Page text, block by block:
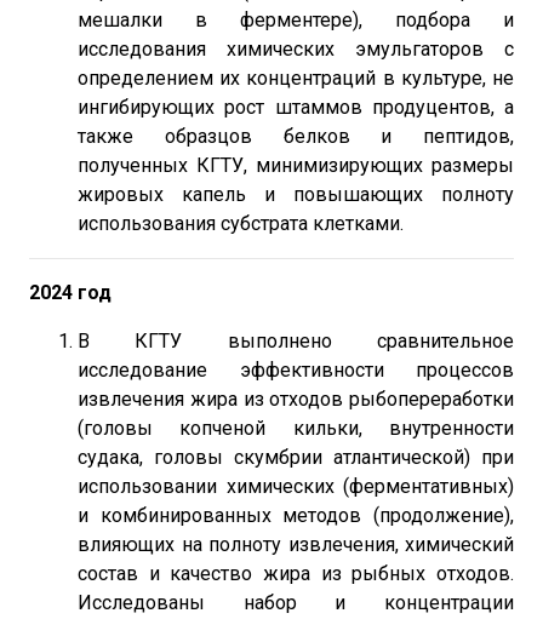
мешалки в ферментере), подбора и
исследования химических эмульгаторов с
определением их концентраций в культуре, не
ингибирующих рост штаммов продуцентов, а
также образцов белков и пептидов,
полученных КГТУ, минимизирующих размеры
жировых капель и повышающих полноту
использования субстрата клетками.
2024 год
В КГТУ выполнено сравнительное
исследование эффективности процессов
извлечения жира из отходов рыбопереработки
(головы копченой кильки, внутренности
судака, головы скумбрии атлантической) при
использовании химических (ферментативных)
и комбинированных методов (продолжение),
влияющих на полноту извлечения, химический
состав и качество жира из рыбных отходов.
Исследованы набор и концентрации